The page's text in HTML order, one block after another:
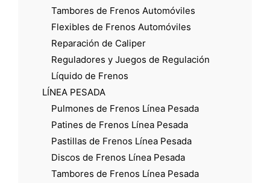
Tambores de Frenos Automóviles
Flexibles de Frenos Automóviles
Reparación de Caliper
Reguladores y Juegos de Regulación
Líquido de Frenos
LÍNEA PESADA
Pulmones de Frenos Línea Pesada
Patines de Frenos Línea Pesada
Pastillas de Frenos Línea Pesada
Discos de Frenos Línea Pesada
Tambores de Frenos Línea Pesada